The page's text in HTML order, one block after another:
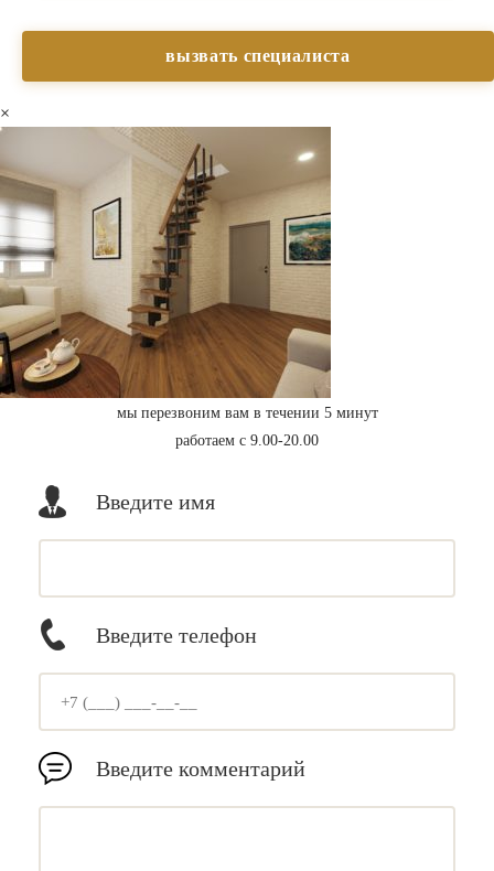
×
мы перезвоним вам в течении 5 минут
работаем с 9.00-20.00
Введите имя
Введите телефон
Введите комментарий